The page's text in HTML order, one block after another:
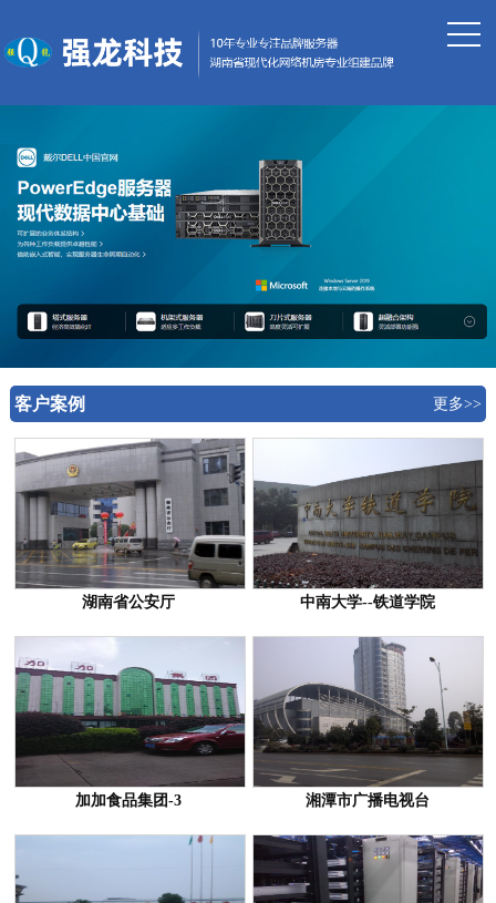
客户案例 更多>>
湖南省公安厅 中南大学--铁道学院
加加食品集团-3 湘潭市广播电视台